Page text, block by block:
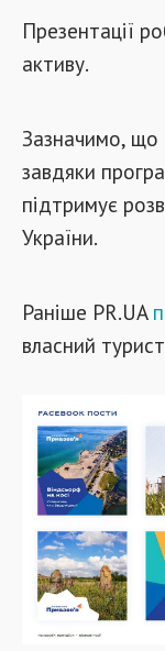
Презентації
активу.
Зазначимо, що
завдяки
підтримує
України.
Раніше PR.UA
власний